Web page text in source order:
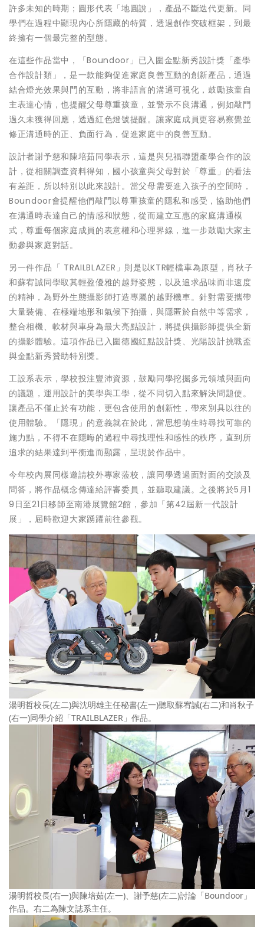
許多未知的時期；圓形代表「地圓說」，產品不斷迭代更新。同
學們在過程中顯現內心所隱藏的特質，透過創作突破框架，到最
終擁有一個最完整的型態。
在這些作品當中，「Boundoor」已入圍金點新秀設計獎「產學
合作設計類」，是一款能夠促進家庭良善互動的創新產品，通過
結合燈光效果與門的互動，將非語言的溝通可視化，鼓勵孩童自
主表達心情，也提醒父母尊重孩童，並警示不良溝通，例如敲門
過久未獲得回應，透過紅色燈號提醒。讓家庭成員更容易察覺並
修正溝通時的正、負面行為，促進家庭中的良善互動。
設計者謝予慈和陳培茹同學表示，這是與兒福聯盟產學合作的設
計，從相關調查資料得知，國小孩童與父母對於「尊重」的看法
有差距，所以特別以此來設計。當父母需要進入孩子的空間時，
Boundoor會提醒他們敲門以尊重孩童的隱私和感受，協助他們
在溝通時表達自己的情感和狀態，從而建立互惠的家庭溝通模
式，尊重每個家庭成員的表意權和心理界線，進一步鼓勵大家主
動參與家庭對話。
另一件作品「 TRAILBLAZER」則是以KTR輕檔車為原型，肖秋子
和蘇宥誠同學取其輕盈優雅的越野姿態，以及追求品味而非速度
的精神，為野外生態攝影師打造專屬的越野機車。針對需要攜帶
大量裝備、在極端地形和氣候下拍攝，與隱匿於自然中等需求，
整合相機、軟材與車身為最大亮點設計，將提供攝影師提供全新
的攝影體驗。這項作品已入圍德國紅點設計獎、光陽設計挑戰盃
與金點新秀贊助特別獎。
工設系表示，學校投注豐沛資源，鼓勵同學挖掘多元領域與面向
的議題，運用設計的美學與工學，從不同切入點來解決問題使。
讓產品不僅止於有功能，更包含使用的創新性，帶來別具以往的
使用體驗。「隱現」的意義就在於此，當思想萌生時尋找可靠的
施力點，不得不在隱晦的過程中尋找理性和感性的秩序，直到所
追求的結果達到平衡進而顯露，呈現於作品中。
今年校內展同樣邀請校外專家蒞校，讓同學透過面對面的交談及
問答，將作品概念傳達給評審委員，並聽取建議。之後將於5月1
9日至21日移師至南港展覽館2館，參加「第42屆新一代設計
展」，屆時歡迎大家踴躍前往參觀。
湯明哲校長(左二)與沈明雄主任秘書(左一)聽取蘇宥誠(右二)和肖秋子
(右一)同學介紹「TRAILBLAZER」作品。
湯明哲校長(右一)與陳培茹(左一)、謝予慈(左二)討論「Boundoor」
作品。右二為陳文誌系主任。